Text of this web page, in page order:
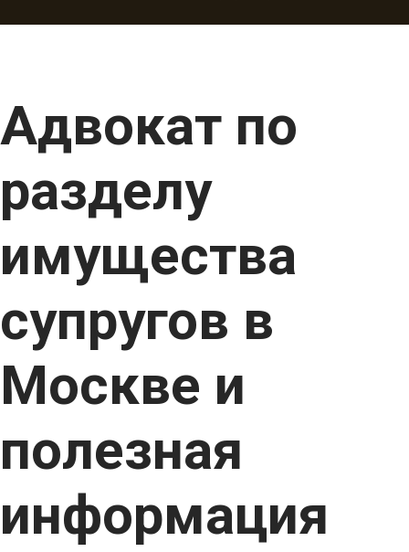
Адвокат по
разделу
имущества
супругов в
Москве и
полезная
информация